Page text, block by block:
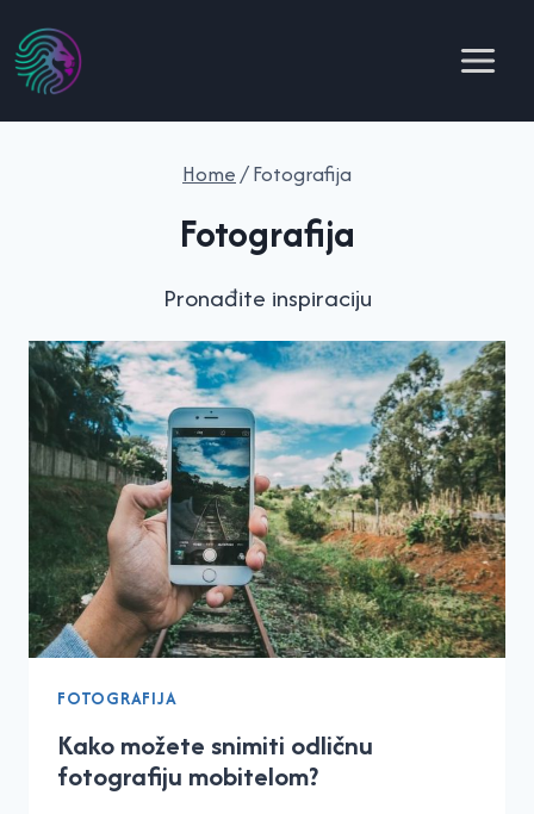
to
content
Home / Fotografija
Fotografija
Pronađite inspiraciju
FOTOGRAFIJA
Kako možete snimiti odličnu
fotografiju mobitelom?